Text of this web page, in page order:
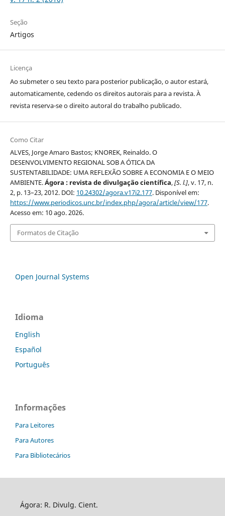
Seção
Artigos
Licença
Ao submeter o seu texto para posterior publicação, o autor estará,
automaticamente, cedendo os direitos autorais para a revista. À
revista reserva-se o direito autoral do trabalho publicado.
Como Citar
ALVES, Jorge Amaro Bastos; KNOREK, Reinaldo. O
DESENVOLVIMENTO REGIONAL SOB A ÓTICA DA
SUSTENTABILIDADE: UMA REFLEXÃO SOBRE A ECONOMIA E O MEIO
AMBIENTE.Ágora : revista de divulgação científica,[S. l.], v. 17, n.
2, p. 13–23, 2012. DOI: 10.24302/agora.v17i2.177. Disponível em:
https://www.periodicos.unc.br/index.php/agora/article/view/177.
Acesso em: 10 ago. 2026.
Formatos de Citação
Open Journal Systems
Idioma
English
Español
Português
Informações
Para Leitores
Para Autores
Para Bibliotecários
Ágora: R. Divulg. Cient.